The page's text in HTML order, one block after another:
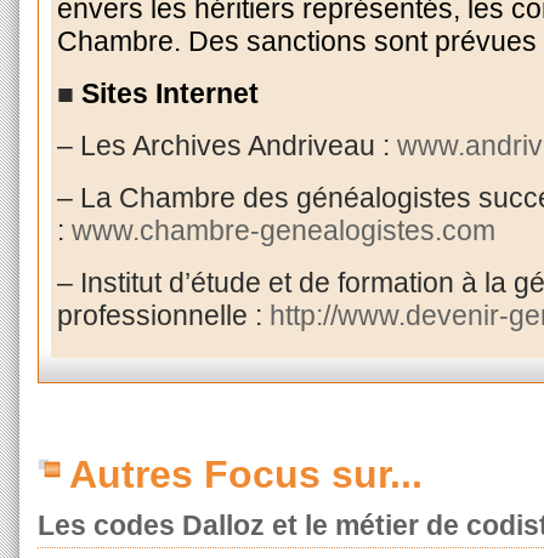
envers les héritiers représentés, les
Chambre. Des sanctions sont
■ Sites Internet
– Les Archives Andriveau :
– La Chambre des généalogistes
: www.chambre-genealogistes.com
– Institut d’étude et de formation à la
professionnelle : http://www.devenir-
Autres Focus sur...
Les codes Dalloz et le métier de